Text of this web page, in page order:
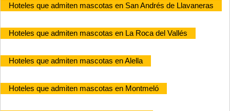
Hoteles que admiten mascotas en San Andrés de Llavaneras
Hoteles que admiten mascotas en La Roca del Vallés
Hoteles que admiten mascotas en Alella
Hoteles que admiten mascotas en Montmeló